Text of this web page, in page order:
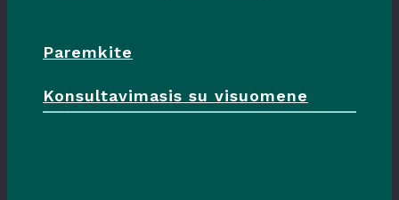
Paremkite
Konsultavimasis su visuomene